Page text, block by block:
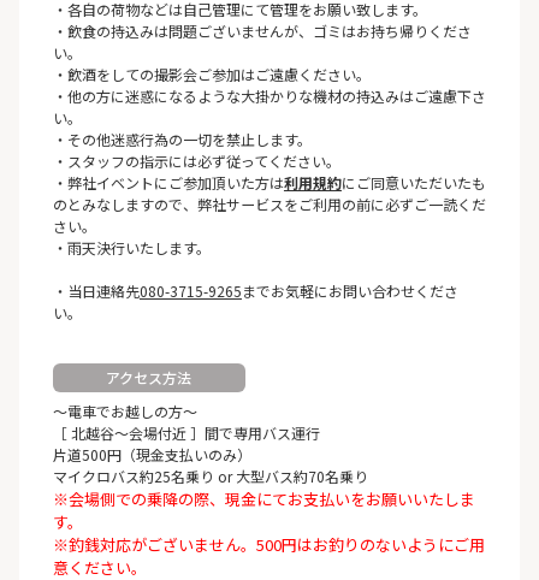
・各自の荷物などは自己管理にて管理をお願い致します。
・飲食の持込みは問題ございませんが、ゴミはお持ち帰りくださ
い。
・飲酒をしての撮影会ご参加はご遠慮ください。
・他の方に迷惑になるような大掛かりな機材の持込みはご遠慮下さ
い。
・その他迷惑行為の一切を禁止します。
・スタッフの指示には必ず従ってください。
・弊社イベントにご参加頂いた方は利用規約にご同意いただいたも
のとみなしますので、弊社サービスをご利用の前に必ずご一読くだ
さい。
・雨天決行いたします。
・当日連絡先080-3715-9265までお気軽にお問い合わせくださ
い。
アクセス方法
～電車でお越しの方～
［ 北越谷～会場付近 ］間で専用バス運行
片道500円（現金支払いのみ）
マイクロバス約25名乗り or 大型バス約70名乗り
※会場側での乗降の際、現金にてお支払いをお願いいたしま
す。
※釣銭対応がございません。500円はお釣りのないようにご用
意ください。